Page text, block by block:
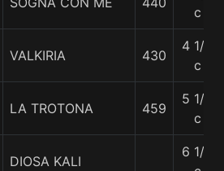
c
VALKIRIA 430
4 1/2
c
LA TROTONA 459
5 1/4
c
DIOSA KALI
6 1/4